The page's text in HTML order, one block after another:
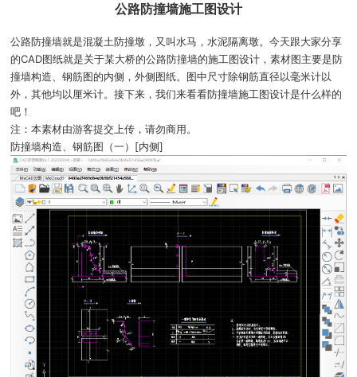
公路防撞墙施工图设计
公路防撞墙就是混凝土防撞墩，又叫水马，水泥隔离墩。今天跟大家分享
的CAD图纸就是关于某大桥的公路防撞墙的施工图设计，素材图主要是防
撞墙构造、钢筋图的内侧，外侧图纸。图中尺寸除钢筋直径以毫米计以
外，其他均以厘米计。接下来，我们来看看防撞墙施工图设计是什么样的
吧！
注：本素材由游客提交上传，请勿商用。
防撞墙构造、钢筋图（一）[内侧]